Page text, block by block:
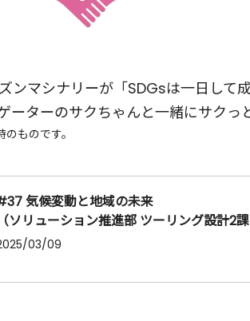
ンマシナリーが「SDGsは一日して
ーターのサクちゃんと一緒にサクっ
ものです。
気候変動と地域の未来
（ソリューション推進部 ツーリング設計2
03/09